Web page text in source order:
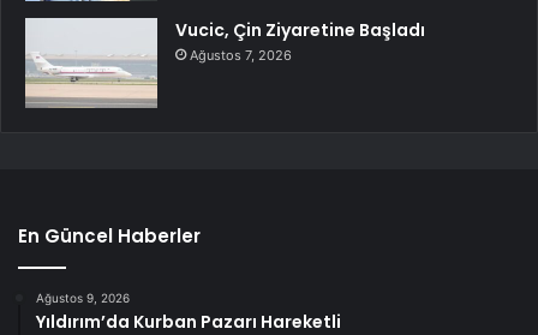
Vucic, Çin Ziyaretine Başladı
Ağustos 7, 2026
En Güncel Haberler
Ağustos 9, 2026
Yıldırım’da Kurban Pazarı Hareketli